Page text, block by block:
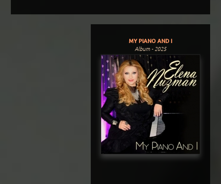
MY PIANO AND I
Album - 2025